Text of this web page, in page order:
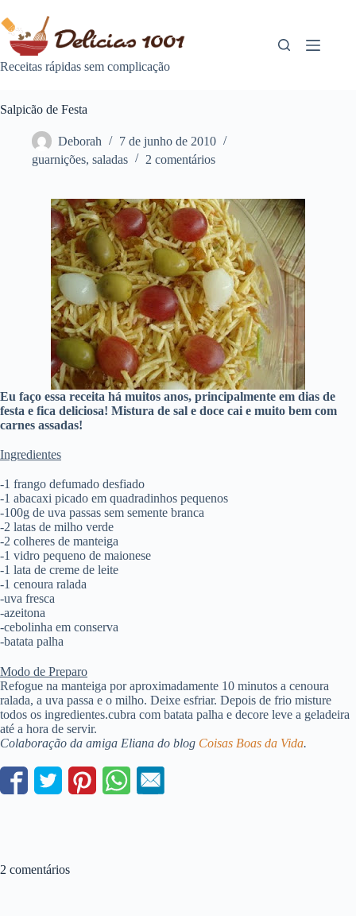
para
conteúdo
Receitas rápidas sem complicação
Salpicão de Festa
Deborah
7 de junho de 2010
guarnições, saladas 2 comentários
Eu faço essa receita há muitos anos, principalmente em dias de
festa e fica deliciosa! Mistura de sal e doce cai e muito bem com
carnes assadas!
Ingredientes
-1 frango defumado desfiado
-1 abacaxi picado em quadradinhos pequenos
-100g de uva passas sem semente branca
-2 latas de milho verde
-2 colheres de manteiga
-1 vidro pequeno de maionese
-1 lata de creme de leite
-1 cenoura ralada
-uva fresca
-azeitona
-cebolinha em conserva
-batata palha
Modo de Preparo
Refogue na manteiga por aproximadamente 10 minutos a cenoura
ralada, a uva passa e o milho. Deixe esfriar. Depois de frio misture
todos os ingredientes.cubra com batata palha e decore leve a geladeira
até a hora de servir.
Colaboração da amiga Eliana do blog Coisas Boas da Vida.
2 comentários